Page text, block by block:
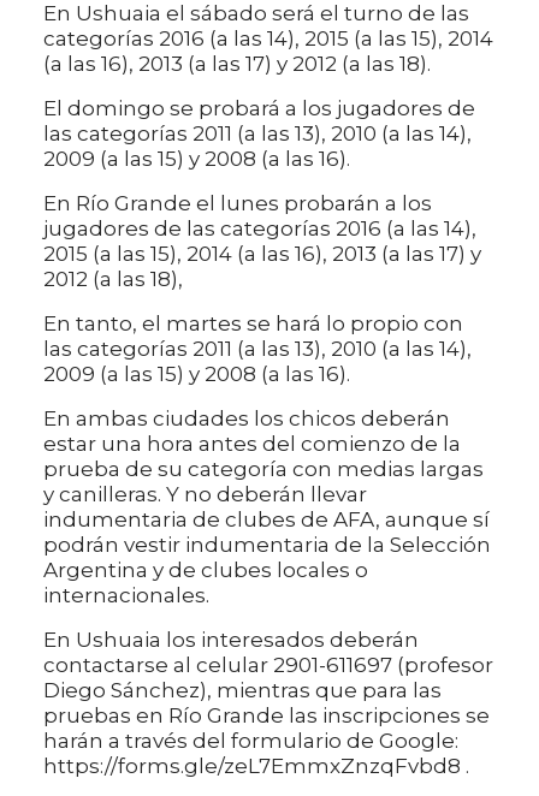
En Ushuaia el sábado será el turno de las
categorías 2016 (a las 14), 2015 (a las 15), 2014
(a las 16), 2013 (a las 17) y 2012 (a las 18).
El domingo se probará a los jugadores de
las categorías 2011 (a las 13), 2010 (a las 14),
2009 (a las 15) y 2008 (a las 16).
En Río Grande el lunes probarán a los
jugadores de las categorías 2016 (a las 14),
2015 (a las 15), 2014 (a las 16), 2013 (a las 17) y
2012 (a las 18),
En tanto, el martes se hará lo propio con
las categorías 2011 (a las 13), 2010 (a las 14),
2009 (a las 15) y 2008 (a las 16).
En ambas ciudades los chicos deberán
estar una hora antes del comienzo de la
prueba de su categoría con medias largas
y canilleras. Y no deberán llevar
indumentaria de clubes de AFA, aunque sí
podrán vestir indumentaria de la Selección
Argentina y de clubes locales o
internacionales.
En Ushuaia los interesados deberán
contactarse al celular 2901-611697 (profesor
Diego Sánchez), mientras que para las
pruebas en Río Grande las inscripciones se
harán a través del formulario de Google:
https://forms.gle/zeL7EmmxZnzqFvbd8 .